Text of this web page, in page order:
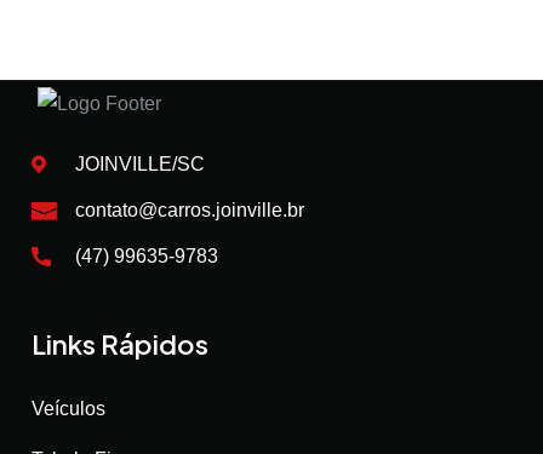
JOINVILLE/SC
contato@carros.joinville.br
(47) 99635-9783
Links Rápidos
Veículos